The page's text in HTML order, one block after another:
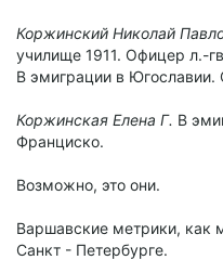
Коржинский Николай
училище 1911. Офицер л.-
В эмиграции в
Коржинская Елена Г. В
Франциско.
Возможно, это они.
Варшавские метрики, как
Санкт - Петербурге.